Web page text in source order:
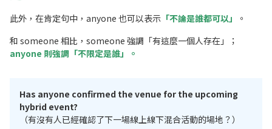
此外，在肯定句中，anyone 也可以表示 「不論是誰都可以」
。
和 someone 相比，someone 強調「有這麼一個人存在」；
anyone 則強調「不限定是誰」。
Has anyone confirmed the venue for the upcoming
hybrid event?
（有沒有人已經確認了下一場線上線下混合活動的場地？）